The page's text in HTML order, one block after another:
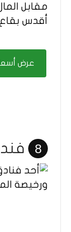
مقابل
أقدس بقاع
عرض
8